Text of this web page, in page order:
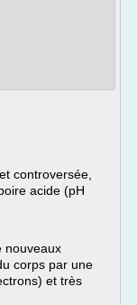
controversée,
acide (pH
nouveaux
corps par une
et très